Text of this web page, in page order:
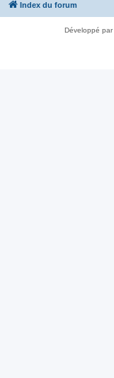
Index du forum
Développé par